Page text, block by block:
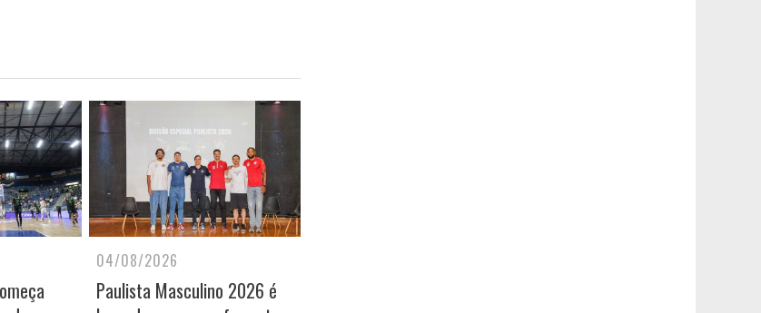
04/08/2026
Paulista Masculino 2026 é